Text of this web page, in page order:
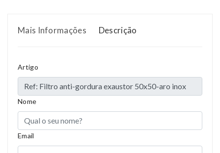
Mais Informações Descrição
Compositions Polyester
Styles Girly
Properties Short Dress
Artigo
Nome
Email